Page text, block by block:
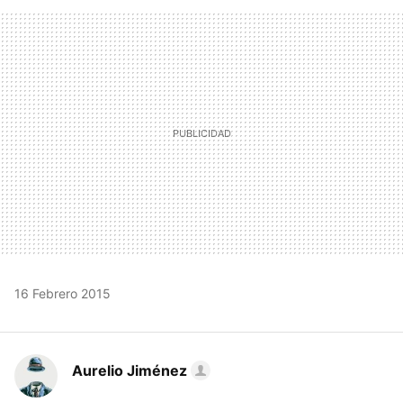
MAIL
16 Febrero 2015
Aurelio Jiménez